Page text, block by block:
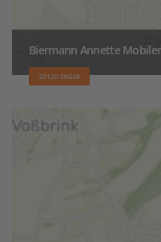
Biermann Annette
32130 ENGER